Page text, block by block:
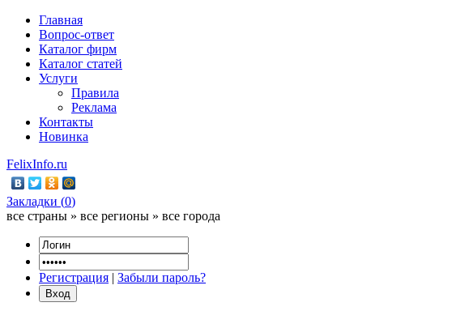
Главная
Вопрос-ответ
Каталог фирм
Каталог статей
Услуги
Правила
Реклама
Контакты
Новинка
FelixInfo.ru
Закладки (0)
все страны » все регионы » все города
Регистрация | Забыли пароль?